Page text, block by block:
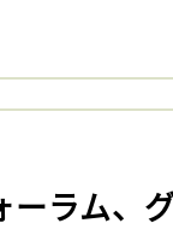
ーラム、